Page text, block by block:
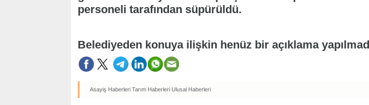
personeli tarafından süpürüldü.
Belediyeden konuya ilişkin henüz bir açıklama
Asayiş Haberleri Tarım Haberleri Ulusal Haberleri